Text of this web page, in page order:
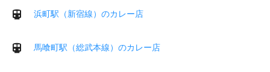
浜町駅（新宿線）のカレー店
馬喰町駅（総武本線）のカレー店